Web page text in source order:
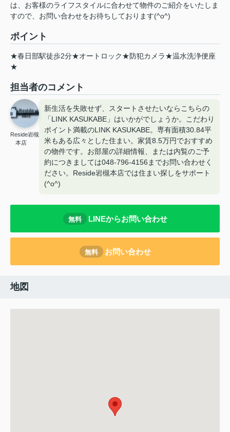
は、お客様のライフスタイルに合わせて物件のご紹介をいたしま
すので、お問い合わせをお待ちしております(^o^)
ポイント
★春日部駅徒歩2分★オートロック★防犯カメラ★温水洗浄便座
★
担当者のコメント
Reside岩槻
本店
新生活を失敗せず、スタートさせたいならこちらの
「LINK KASUKABE」はいかがでしょうか。こだわり
ポイント満載のLINK KASUKABE。専有面積30.84平
米もある広々とした住まい。家賃8.5万円でおすすめ
の物件です。お部屋の詳細情報、または内覧のご予
約につきましては048-796-4156までお問い合わせく
ださい。Reside岩槻本店では住まい探しをサポート
(^o^)
無料 LINEからお問い合わせ
無料 お問い合わせ
地図